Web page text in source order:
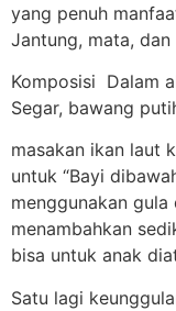
yang penuh
Jantung, mata,
Komposisi Dalam
Segar, bawang
masakan ikan laut
untuk “Bayi
menggunakan
menambahkan
bisa untuk anak
Satu lagi